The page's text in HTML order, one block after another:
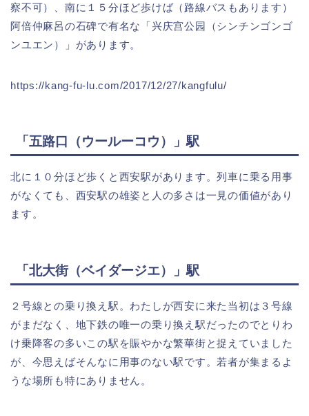
察不可）、南に１５分ほど歩けば（路線バスもあります）
阿倍仲麻呂の石碑で有名な「兴庆宫公园（シンチンゴンゴ
ンユエン）」があります。
https://kang-fu-lu.com/2017/12/27/kangfulu/
「五路口（ウールーコウ）」駅
北に１０分ほど歩くと西安駅があります。列車に乗る用事
がなくても、西安駅の雄姿と人の多さは一見の価値があり
ます。
「北大街（ベイダージエ）」駅
２号線との乗り換え駅。わたしが西安に来た当初は３号線
がまだなく、地下鉄の唯一の乗り換え駅だったのでとりわ
け乗降客の多いこの駅を賑やかな繁華街と捉えていました
が、今思えばそんなに用事のない駅です。若者が集まるよ
うな場所も特にありません。